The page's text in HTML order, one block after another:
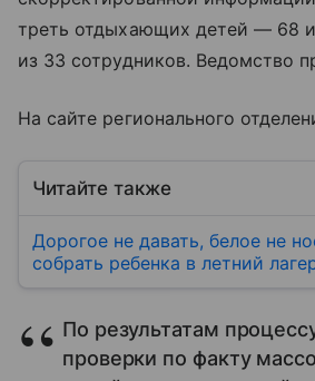
треть отдыхающих детей — 68
из 33 сотрудников. Ведомство
На сайте регионального
Читайте также
Дорогое не давать, белое не
собрать ребенка в летний
По результатам
проверки по факту